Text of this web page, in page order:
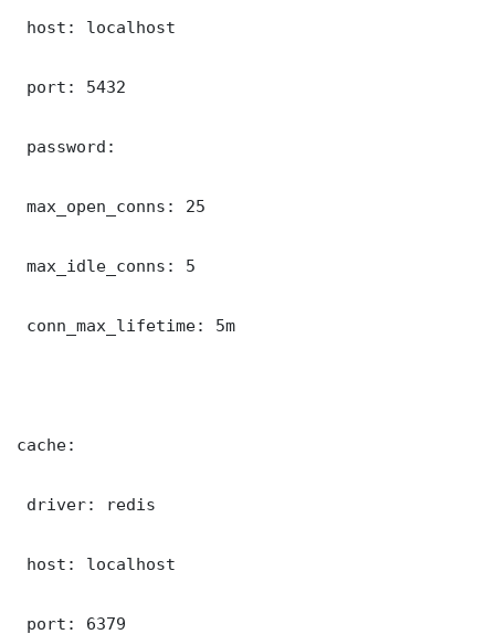
host: localhost
port: 5432
password:
max_open_conns: 25
max_idle_conns: 5
conn_max_lifetime: 5m
cache:
driver: redis
host: localhost
port: 6379